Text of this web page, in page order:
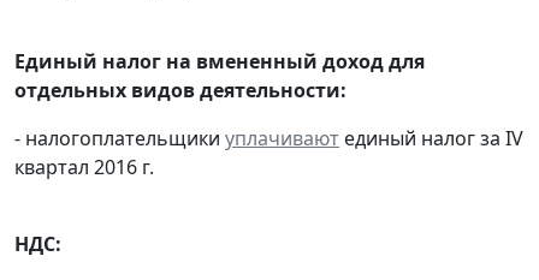
Единый налог на вмененный доход для
отдельных видов деятельности:
- налогоплательщики уплачивают единый налог за IV
квартал 2016 г.
НДС: